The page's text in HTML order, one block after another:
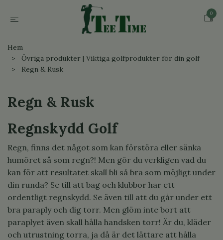
0
Hem
Övriga produkter | Viktiga golfprodukter för din golf
Regn & Rusk
Regn & Rusk
Regnskydd Golf
Regn, finns det något som kan förstöra eller sänka
humöret så som regn?! Men gör du verkligen vad du
kan för att resultatet skall bli så bra som möjligt under
din runda? Se till att bag och klubbor har ett
ordentligt regnskydd. Se även till att du går under ett
bra paraply och dig torr. Men glöm inte bort att
paraplyet även skall hålla handsken torr! Är du, kläder
och utrustning torra, ja då är det lättare att hålla